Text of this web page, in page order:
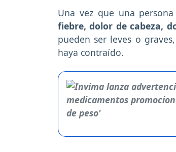
Una vez que una
fiebre, dolor de cabeza,
pueden ser leves o
haya contraído.